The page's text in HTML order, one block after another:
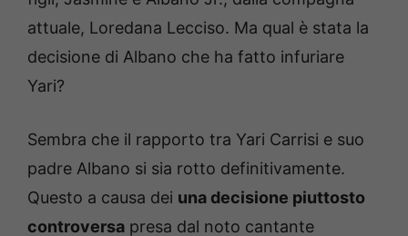
attuale, Loredana Lecciso. Ma qual è stata la
decisione di Albano che ha fatto infuriare
Yari?
Sembra che il rapporto tra Yari Carrisi e suo
padre Albano si sia rotto definitivamente.
Questo a causa dei una decisione piuttosto
controversa presa dal noto cantante